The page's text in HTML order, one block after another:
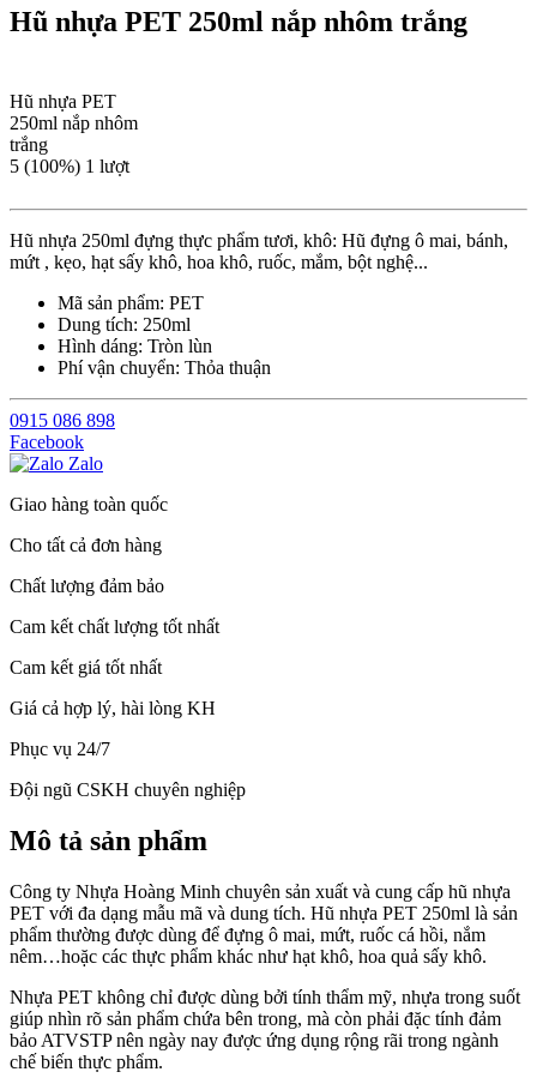
Hũ nhựa PET 250ml nắp nhôm trắng
Hũ nhựa PET
250ml nắp nhôm
trắng
5 (100%) 1 lượt
Hũ nhựa 250ml đựng thực phẩm tươi, khô: Hũ đựng ô mai, bánh,
mứt , kẹo, hạt sấy khô, hoa khô, ruốc, mắm, bột nghệ...
Mã sản phẩm: PET
Dung tích: 250ml
Hình dáng: Tròn lùn
Phí vận chuyển: Thỏa thuận
0915 086 898
Facebook
Zalo
Giao hàng toàn quốc
Cho tất cả đơn hàng
Chất lượng đảm bảo
Cam kết chất lượng tốt nhất
Cam kết giá tốt nhất
Giá cả hợp lý, hài lòng KH
Phục vụ 24/7
Đội ngũ CSKH chuyên nghiệp
Mô tả sản phẩm
Công ty Nhựa Hoàng Minh chuyên sản xuất và cung cấp hũ nhựa
PET với đa dạng mẫu mã và dung tích. Hũ nhựa PET 250ml là sản
phẩm thường được dùng để đựng ô mai, mứt, ruốc cá hồi, nắm
nêm…hoặc các thực phẩm khác như hạt khô, hoa quả sấy khô.
Nhựa PET không chỉ được dùng bởi tính thẩm mỹ, nhựa trong suốt
giúp nhìn rõ sản phẩm chứa bên trong, mà còn phải đặc tính đảm
bảo ATVSTP nên ngày nay được ứng dụng rộng rãi trong ngành
chế biến thực phẩm.